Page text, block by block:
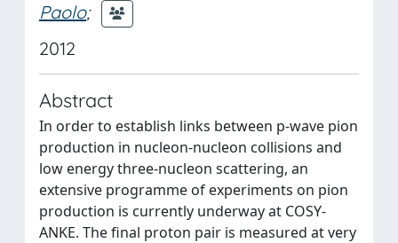
Paolo;
2012
Abstract
In order to establish links between p-wave pion
production in nucleon-nucleon collisions and
low energy three-nucleon scattering, an
extensive programme of experiments on pion
production is currently underway at COSY-
ANKE. The final proton pair is measured at very